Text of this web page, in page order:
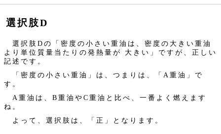
選択肢D
選択肢Dの「密度の小さい重油は、密度の大きい重油
より単位質量当たりの発熱量が 大きい」ですが、正しい
記述です。
「密度の小さい重油」は、つまりは、「A重油」で
す。
A重油は、B重油やC重油と比べ、一番よく燃えます
ね。
よって、選択肢は、「正」となります。